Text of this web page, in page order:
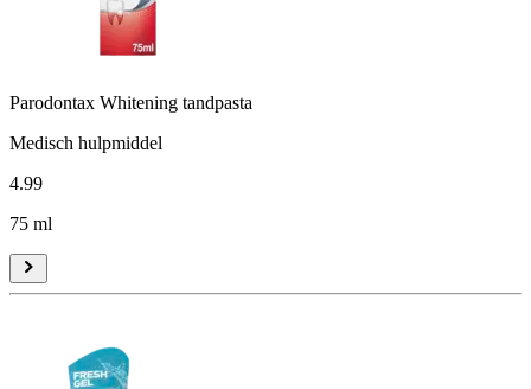
Parodontax Whitening tandpasta
Medisch hulpmiddel
4.99
75 ml